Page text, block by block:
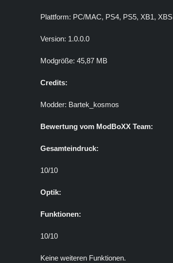
Plattform: PC/MAC, PS4, PS5, XB1, XBS
Version: 1.0.0.0
Modgröße: 45,87 MB
Credits:
Modder: Bartek_kosmos
Bewertung vom ModBoXX Team:
Gesamteindruck:
10/10
Optik:
Funktionen:
10/10
Keine weiteren Funktionen.